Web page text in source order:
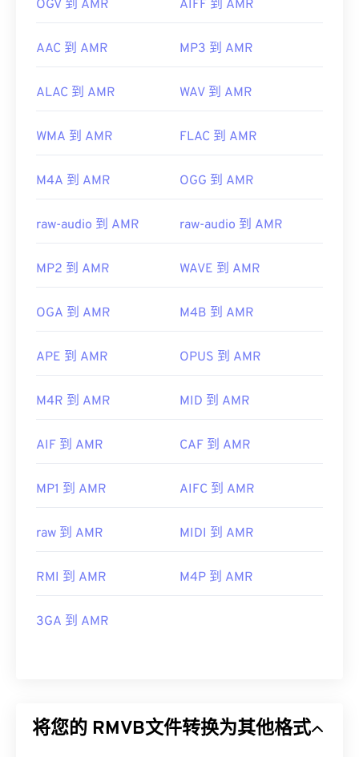
OGV 到 AMR AIFF 到 AMR
AAC 到 AMR MP3 到 AMR
ALAC 到 AMR WAV 到 AMR
WMA 到 AMR FLAC 到 AMR
M4A 到 AMR OGG 到 AMR
raw-audio 到 AMR raw-audio 到 AMR
MP2 到 AMR WAVE 到 AMR
OGA 到 AMR M4B 到 AMR
APE 到 AMR OPUS 到 AMR
M4R 到 AMR MID 到 AMR
AIF 到 AMR CAF 到 AMR
MP1 到 AMR AIFC 到 AMR
raw 到 AMR MIDI 到 AMR
RMI 到 AMR M4P 到 AMR
3GA 到 AMR
将您的 RMVB文件转换为其他格式